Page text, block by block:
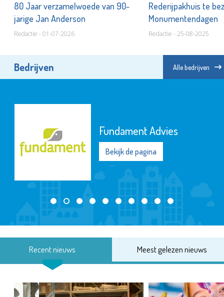
80 Jaar verzamelwoede van 90-
jarige Jan Anderson
Redactie - 01-07-2026
Rederijpakhuis te
Monumentendagen
Redactie - 25-08-2025
Bedrijven Alle bedrijven
Fundament Advies
Bekijk de pagina
Recent nieuws Meest gelezen nieuws